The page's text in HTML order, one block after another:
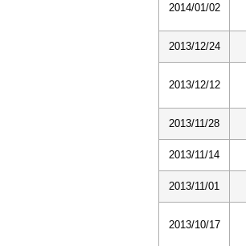
2014/01/02
2013/12/24
2013/12/12
2013/11/28
2013/11/14
2013/11/01
2013/10/17